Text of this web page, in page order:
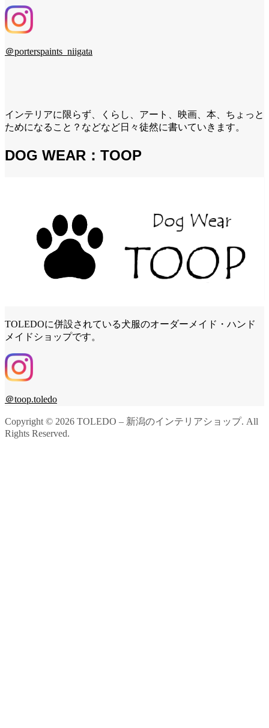
＠porterspaints_niigata
インテリアに限らず、くらし、アート、映画、本、ちょっと
ためになること？などなど日々徒然に書いていきます。
DOG WEAR：TOOP
TOLEDOに併設されている犬服のオーダーメイド・ハンド
メイドショップです。
＠toop.toledo
Copyright © 2026 TOLEDO – 新潟のインテリアショップ. All
Rights Reserved.